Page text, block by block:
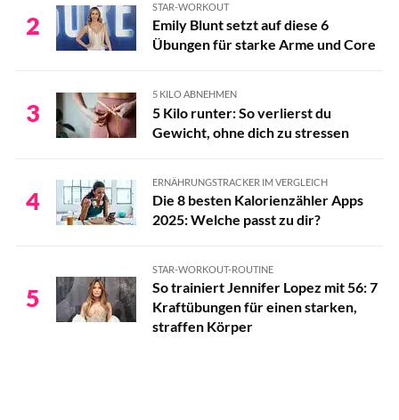
2
STAR-WORKOUT
Emily Blunt setzt auf diese 6
Übungen für starke Arme und Core
3
5 KILO ABNEHMEN
5 Kilo runter: So verlierst du
Gewicht, ohne dich zu stressen
4
ERNÄHRUNGSTRACKER IM VERGLEICH
Die 8 besten Kalorienzähler Apps
2025: Welche passt zu dir?
5
STAR-WORKOUT-ROUTINE
So trainiert Jennifer Lopez mit 56: 7
Kraftübungen für einen starken,
straffen Körper